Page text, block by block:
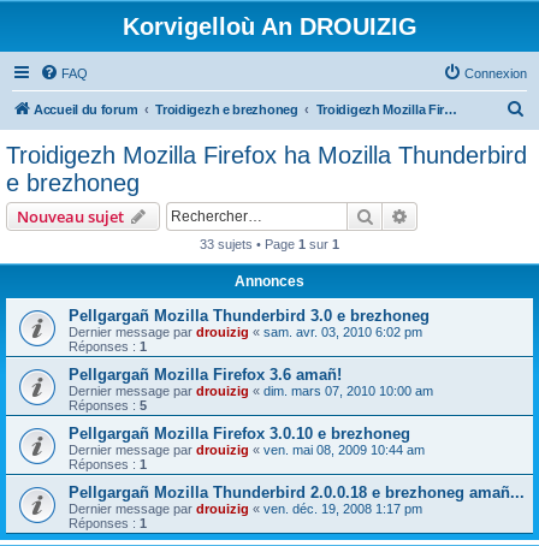
Korvigelloù An DROUIZIG
FAQ Connexion
Accueil du forum Troidigezh e brezhoneg Troidigezh Mozilla Firefox ha Mozilla Thunderbird e brezhoneg
Troidigezh Mozilla Firefox ha Mozilla Thunderbird
e brezhoneg
Nouveau sujet Rechercher
33 sujets • Page 1 sur 1
Annonces
Pellgargañ Mozilla Thunderbird 3.0 e brezhoneg
Dernier message par drouizig « sam. avr. 03, 2010 6:02 pm
Réponses : 1
Pellgargañ Mozilla Firefox 3.6 amañ!
Dernier message par drouizig « dim. mars 07, 2010 10:00 am
Réponses : 5
Pellgargañ Mozilla Firefox 3.0.10 e brezhoneg
Dernier message par drouizig « ven. mai 08, 2009 10:44 am
Réponses : 1
Pellgargañ Mozilla Thunderbird 2.0.0.18 e brezhoneg amañ...
Dernier message par drouizig « ven. déc. 19, 2008 1:17 pm
Réponses : 1